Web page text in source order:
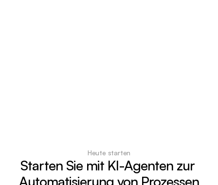
Heute starten
Starten Sie mit KI-Agenten zur
Automatisierung von Prozessen